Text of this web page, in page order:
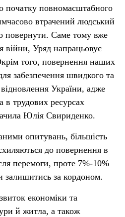
початку повномасштабного
втрачений людський
повернути. Саме тому вже
війни, Уряд напрацьовує
того, повернення наших
забезпечення швидкого та
України, адже
в трудових ресурсах
Юлія Свириденко.
опитувань, більшість
до повернення в
перемоги, проте 7%-10%
залишитись за кордоном.
економіки та
й житла, а також